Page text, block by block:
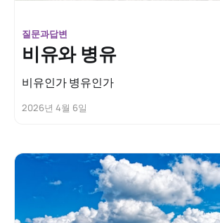
질문과답변
비유와 병유
비유인가 병유인가
2026년 4월 6일